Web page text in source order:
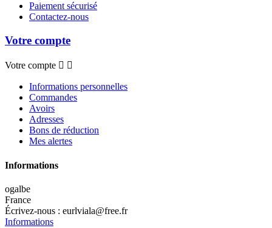
Paiement sécurisé
Contactez-nous
Votre compte
Votre compte  
Informations personnelles
Commandes
Avoirs
Adresses
Bons de réduction
Mes alertes
Informations
ogalbe
France
Écrivez-nous : eurlviala@free.fr
Informations